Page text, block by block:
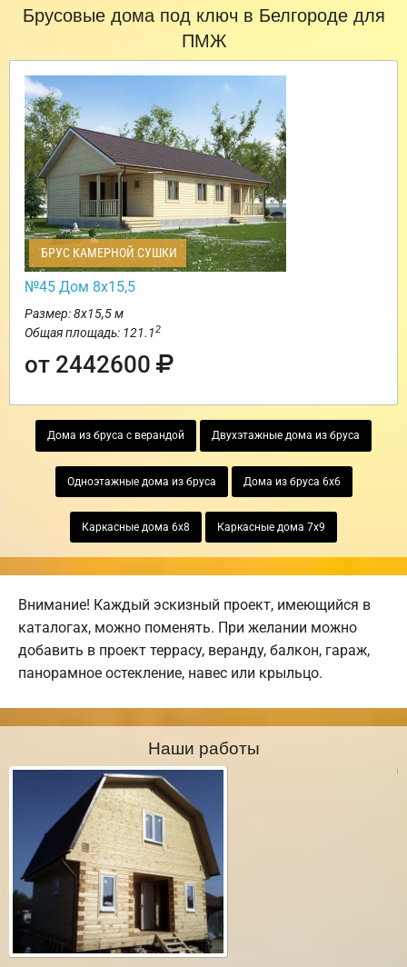
Брусовые дома под ключ в Белгороде для
ПМЖ
БРУС КАМЕРНОЙ СУШКИ
№45 Дом 8х15,5
Размер: 8х15,5 м
Общая площадь: 121.12
от 2442600
Дома из бруса с верандой Двухэтажные дома из бруса
Одноэтажные дома из бруса Дома из бруса 6х6
Каркасные дома 6х8 Каркасные дома 7х9
Внимание! Каждый эскизный проект, имеющийся в
каталогах, можно поменять. При желании можно
добавить в проект террасу, веранду, балкон, гараж,
панорамное остекление, навес или крыльцо.
Наши работы